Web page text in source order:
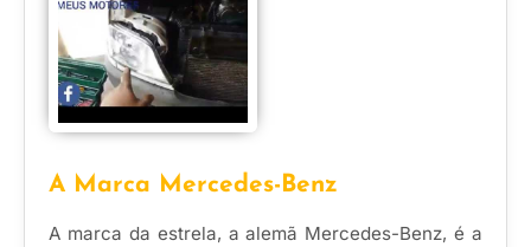
A Marca Mercedes-Benz
A marca da estrela, a alemã Mercedes-Benz, é a